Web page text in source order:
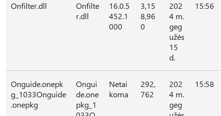
Onfilter.dll
Onfilte
r.dll
16.0.5
452.1
000
3,15
8,96
0
202
4 m.
geg
užės
15
d.
15:56
Onguide.onepk
g_1033Onguide
.onepkg
Ongui
de.one
pkg_1
Netai
koma
292,
762
202
4 m.
geg
15:58